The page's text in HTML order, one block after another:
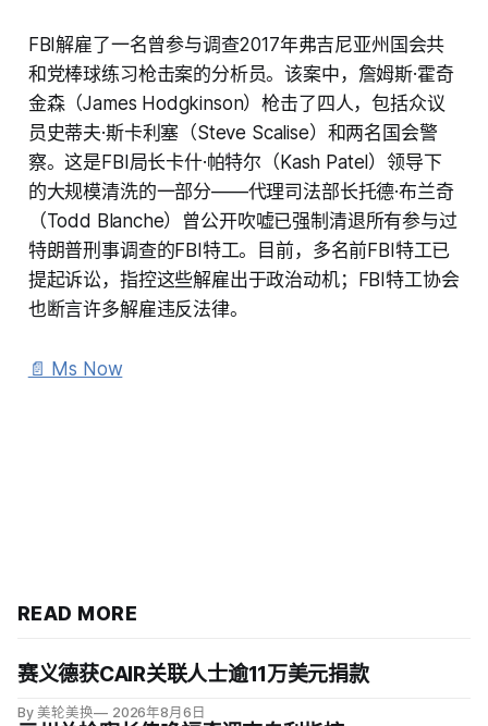
FBI解雇了一名曾参与调查2017年弗吉尼亚州国会共
和党棒球练习枪击案的分析员。该案中，詹姆斯·霍奇
金森（James Hodgkinson）枪击了四人，包括众议
员史蒂夫·斯卡利塞（Steve Scalise）和两名国会警
察。这是FBI局长卡什·帕特尔（Kash Patel）领导下
的大规模清洗的一部分——代理司法部长托德·布兰奇
（Todd Blanche）曾公开吹嘘已强制清退所有参与过
特朗普刑事调查的FBI特工。目前，多名前FBI特工已
提起诉讼，指控这些解雇出于政治动机；FBI特工协会
也断言许多解雇违反法律。
📄 Ms Now
READ MORE
赛义德获CAIR关联人士逾11万美元捐款
By 美轮美换 2026年8月6日